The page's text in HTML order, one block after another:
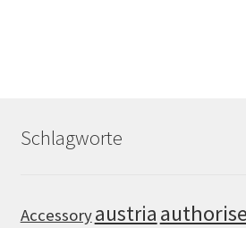
Schlagworte
Accessoryaustria